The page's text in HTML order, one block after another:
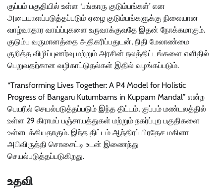
குப்பம் பகுதியில் உள்ள ‘பங்காரு குடும்பங்கள்’ என
அடையாளப்படுத்தப்படும் ஏழை குடும்பங்களுக்கு நிலையான
வாழ்வாதார வாய்ப்புகளை உருவாக்குவதே இதன் நோக்கமாகும்.
குடும்ப வருமானத்தை அதிகரிப்பதுடன், நிதி மேலாண்மை
குறித்த விழிப்புணர்வு மற்றும் அரசின் நலத்திட்டங்களை எளிதில்
பெறுவதற்கான வழிகாட்டுதல்கள் இதில் வழங்கப்படும்.
“Transforming Lives Together: A P4 Model for Holistic
Progress of Bangaru Kutumbams in Kuppam Mandal” என்ற
பெயரில் செயல்படுத்தப்படும் இந்த திட்டம், குப்பம் மண்டலத்தில்
உள்ள 29 கிராமப் பஞ்சாயத்துகள் மற்றும் நகர்ப்புற பகுதிகளை
உள்ளடக்கியதாகும். இந்த திட்டம் ஆந்திரப் பிரதேச மகிளா
அபிவிருத்தி சொசைட்டி உடன் இணைந்து
செயல்படுத்தப்படுகிறது.
உதவி